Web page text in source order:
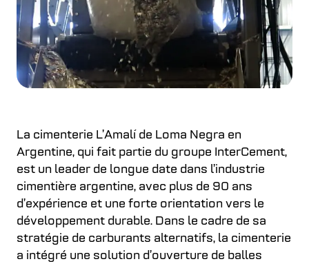
La cimenterie L’Amalí de Loma Negra en
Argentine, qui fait partie du groupe InterCement,
est un leader de longue date dans l’industrie
cimentière argentine, avec plus de 90 ans
d’expérience et une forte orientation vers le
développement durable. Dans le cadre de sa
stratégie de carburants alternatifs, la cimenterie
a intégré une solution d’ouverture de balles